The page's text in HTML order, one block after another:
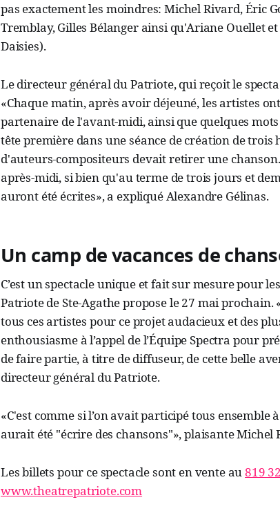
pas exactement les moindres: Michel Rivard, Éric
Tremblay, Gilles Bélanger ainsi qu'Ariane Ouellet
Daisies).
Le directeur général du Patriote, qui reçoit le
«Chaque matin, après avoir déjeuné, les artistes
partenaire de l'avant-midi, ainsi que quelques
tête première dans une séance de création de
d'auteurs-compositeurs devait retirer une
après-midi, si bien qu'au terme de trois jours et
auront été écrites», a expliqué Alexandre Gélinas.
Un camp de vacances de
C’est un spectacle unique et fait sur mesure pour
Patriote de Ste-Agathe propose le 27 mai prochain.
tous ces artistes pour ce projet audacieux et des
enthousiasme à l’appel de l’Équipe Spectra pour
de faire partie, à titre de diffuseur, de cette belle
directeur général du Patriote.
«C'est comme si l’on avait participé tous ensemble
aurait été "écrire des chansons"», plaisante Michel
Les billets pour ce spectacle sont en vente au819
www.theatrepatriote.com